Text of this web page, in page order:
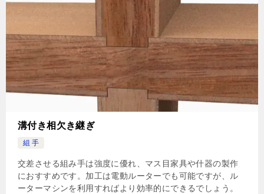
溝付き相欠き継ぎ
組 手
交差させる組み手は強度に優れ、マス目家具や什器の製作
におすすめです。加工は電動ルーターでも可能ですが、ル
ーターマシンを利用すればより効率的にできるでしょう。